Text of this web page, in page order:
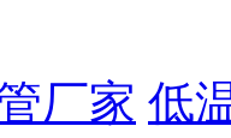
厂家 低